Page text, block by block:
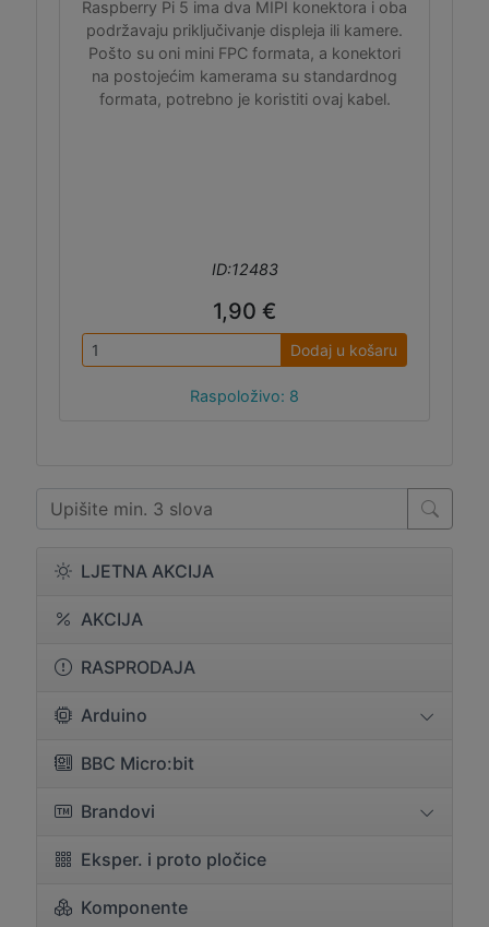
LJETNA AKCIJA
AKCIJA
RASPRODAJA
Arduino
BBC Micro:bit
Brandovi
Eksper. i proto pločice
Komponente
Raspberry Pi 5 ima dva MIPI konektora i oba
podržavaju priključivanje displeja ili kamere.
Pošto su oni mini FPC formata, a konektori
na postojećim kamerama su standardnog
formata, potrebno je koristiti ovaj kabel.
ID:12483
1,90 €
Dodaj u košaru
Raspoloživo: 8